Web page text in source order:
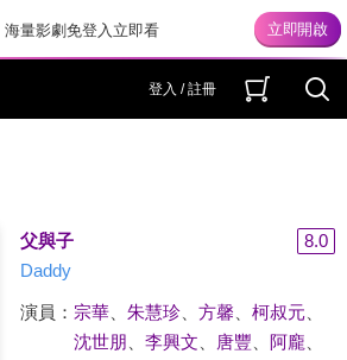
量影劇免登入立即看
登入 / 註冊
父與子
8.0
Daddy
演員： 宗華、 朱慧珍、 方馨 柯叔元、
沈世朋
李興文 唐豐 阿龐